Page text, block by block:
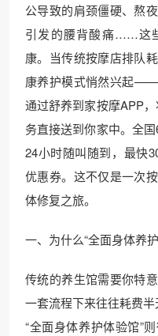
公导致的肩颈僵硬、熬
引发的腰背酸痛……这
康。当传统按摩店排队
康养护模式悄然兴起——
通过舒养到家按摩APP，
务直接送到你家中。全国
24小时随叫随到，最快
优惠券。这不仅是一次
体修复之旅。
一、为什么“全面身体养
传统的养生馆需要你特
一套流程下来往往耗费
“全面身体养护体验馆”